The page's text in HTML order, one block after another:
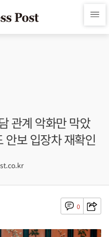
관계 악화만 막았
안보 입장차 재확인
0